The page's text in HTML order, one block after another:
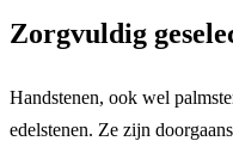
Zorgvuldig
Handstenen, ook wel
edelstenen. Ze zijn